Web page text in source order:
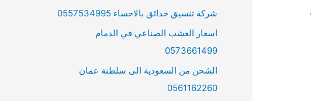
شركة تنسيق حدائق بالاحساء 0557534995
اسعار العشب الصناعي في الدمام
0573661499
الشحن من السعودية الى سلطنة عمان
0561162260